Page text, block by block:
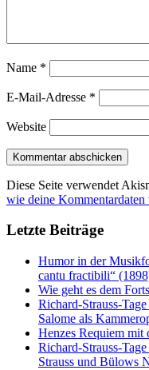
Name *
E-Mail-Adresse *
Website
Diese Seite verwendet
wie deine Kommentardaten
Letzte Beiträge
Humor in der
cantu fractibili“
Wie geht es dem
Richard-Strauss-
Salome als
Henzes Requiem mit
Richard-Strauss-
Strauss und Bülows